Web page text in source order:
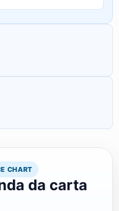
CHART
da carta